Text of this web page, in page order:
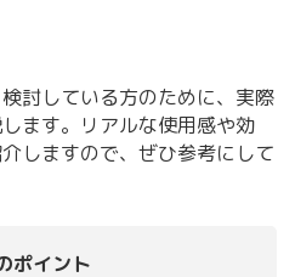
討している方のために、実際
ます。リアルな使用感や効
しますので、ぜひ参考にして
ポイント